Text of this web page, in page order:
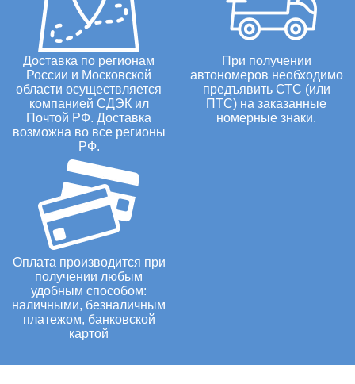
Доставка по регионам
России и Московской
области осуществляется
компанией СДЭК ил
Почтой РФ. Доставка
возможна во все регионы
РФ.
При получении
автономеров необходимо
предъявить СТС (или
ПТС) на заказанные
номерные знаки.
Оплата производится при
получении любым
удобным способом:
наличными, безналичным
платежом, банковской
картой